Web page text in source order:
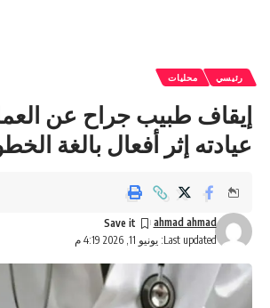
رئيسي محليات
إيقاف طبيب جراح عن
عيادته إثر أفعال بالغة
Last updated: يونيو 11, 2026 4:19 م
ahmad ahmad